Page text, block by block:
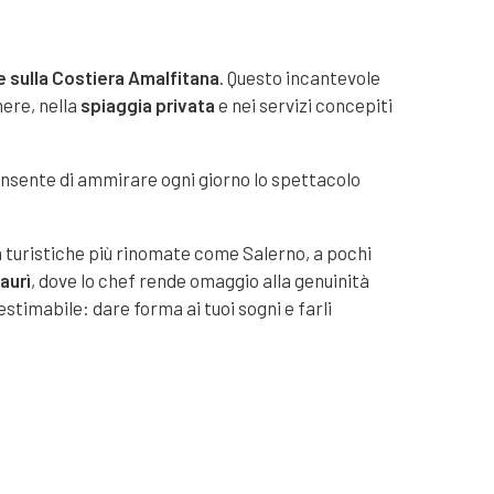
sulla Costiera Amalfitana. Questo incantevole
nella spiaggia privata e nei servizi concepiti
di ammirare ogni giorno lo spettacolo
più rinomate come Salerno, a pochi
, dove lo chef rende omaggio alla genuinità
dare forma ai tuoi sogni e farli